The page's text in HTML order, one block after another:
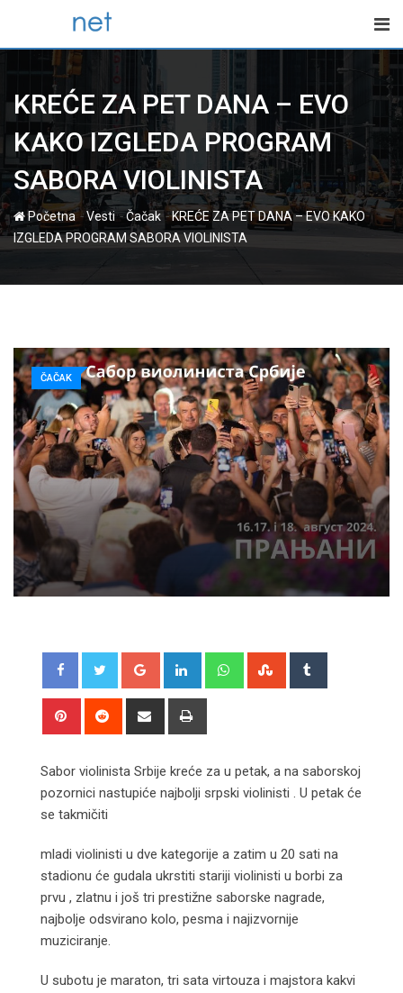
content
KREĆE ZA PET DANA – EVO
KAKO IZGLEDA PROGRAM
SABORA VIOLINISTA
Početna-Vesti-Čačak -KREĆE ZA PET DANA – EVO KAKO
IZGLEDA PROGRAM SABORA VIOLINISTA
ČAČAK
Google+ LinkedIn WhatsappStumbleUpon
Pinterest Reddit
Share
Sabor violinista Srbije kreće za u petak, a na saborskoj
pozornici nastupiće najbolji srpski violinisti . U petak će
se takmičiti
mladi violinisti u dve kategorije a zatim u 20 sati na
stadionu će gudala ukrstiti stariji violinisti u borbi za
prvu , zlatnu i još tri prestižne saborske nagrade,
najbolje odsvirano kolo, pesma i najizvornije
muziciranje.
U subotu je maraton, tri sata virtouza i majstora kakvi